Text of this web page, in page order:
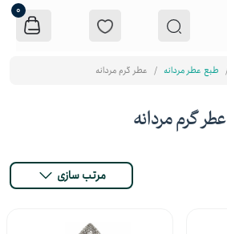
0
طبع عطر مردانه عطر گرم مردانه
عطر گرم مردانه
مرتب سازی